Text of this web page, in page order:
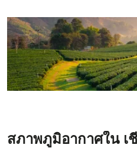
สภาพภูมิอากาศใน เ